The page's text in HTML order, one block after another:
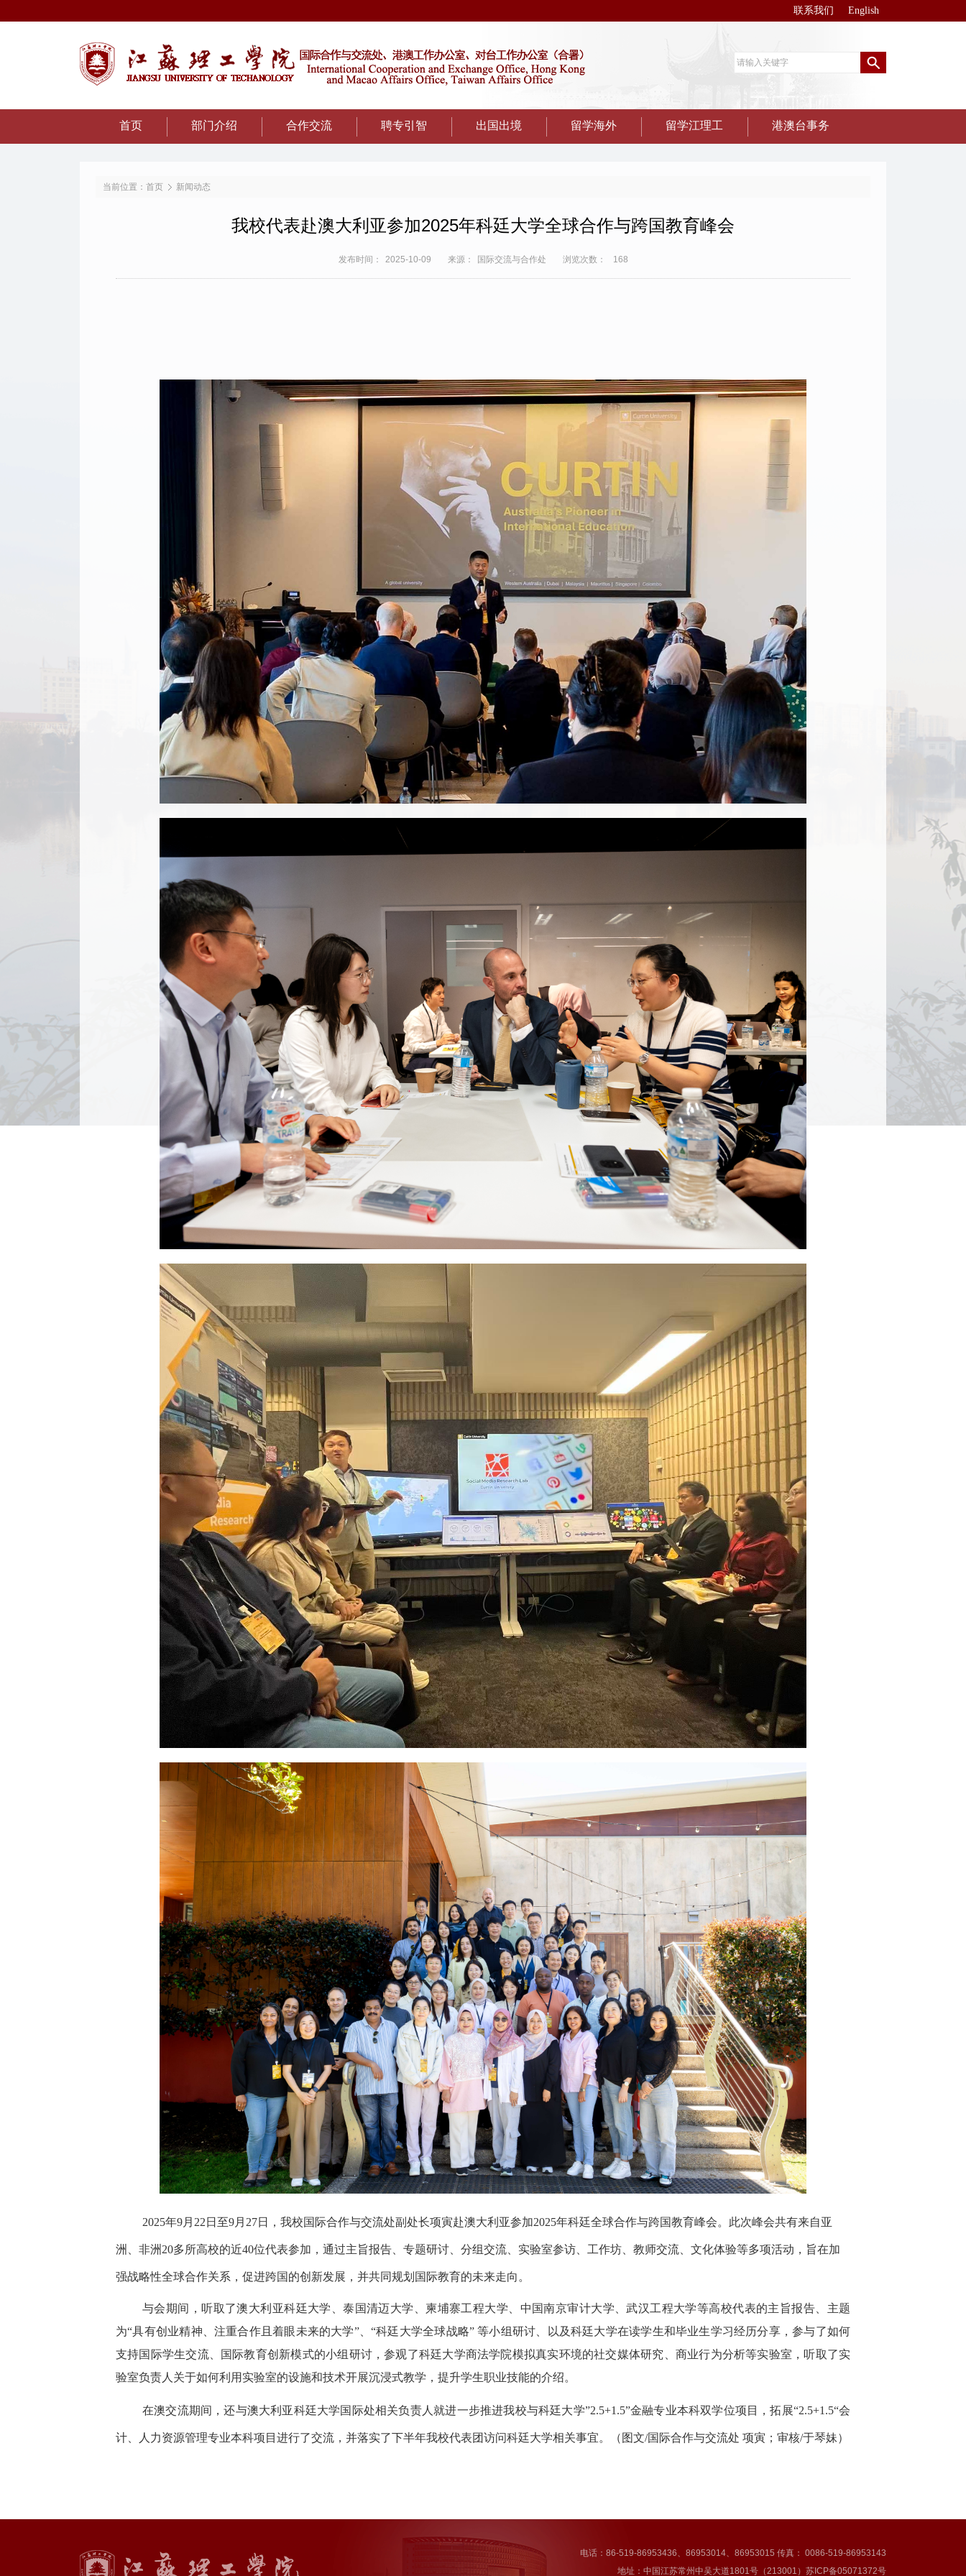
联系我们 English
首页 部门介绍 合作交流 聘专引智 出国出境 留学海外 留学江理工 港澳台事务
当前位置：首页 新闻动态
我校代表赴澳大利亚参加2025年科廷大学全球合作与跨国教育峰会
发布时间： 2025-10-09 来源： 国际交流与合作处 浏览次数： 168
2025年9月 22 日至9月 27日，我校国际合作与交流处副处长项寅赴澳大利亚参加2025年科廷全球合作与跨国教育峰会。此次峰会共有来自亚
洲、非洲 20多所高校的近40位代表参加，通过主旨报告、专题研讨、分组交流、实验室参访、工作坊、教师交流、文化体验等多项活动，旨在加
强战略性全球合作关系，促进跨国的创新发展，并共同规划国际教育的未来走向。
与会期间，听取了澳大利亚科廷大学、泰国清迈大学、柬埔寨工程大学、中国南京审计大学、武汉工程大学等高校代表的主旨报告、主题
为“具有创业精神、注重合作且着眼未来的大学”、“科廷大学全球战略” 等小组研讨、以及科廷大学在读学生和毕业生学习经历分享，参与了如何
支持国际学生交流、国际教育创新模式的小组研讨，参观了科廷大学商法学院模拟真实环境的社交媒体研究、商业行为分析等实验室，听取了实
验室负责人关于如何利用实验室的设施和技术开展沉浸式教学，提升学生职业技能的介绍。
在澳交流期间，还与澳大利亚科廷大学国际处相关负责人就进一步推进我校与科廷大学”2.5+1.5”金融专业本科双学位项目，拓展“2.5+1.5“会
计、人力资源管理专业本科项目进行了交流，并落实了下半年我校代表团访问科廷大学相关事宜。（图文/国际合作与交流处 项寅；审核/于琴妹）
电话：86-519-86953436、86953014、86953015 传真： 0086-519-86953143
地址：中国江苏常州中吴大道1801号（213001）苏ICP备05071372号